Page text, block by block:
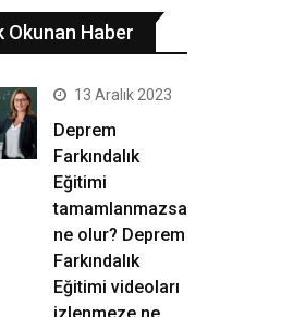
Okunan Haber
13 Aralık 2023
Deprem
Farkındalık
Eğitimi
tamamlanmazsa
ne olur? Deprem
Farkındalık
Eğitimi videoları